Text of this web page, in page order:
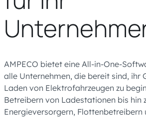
AMPECO bietet eine All-in-One-
alle Unternehmen, die bereit sind, ihr
Laden von Elektrofahrzeugen zu
Betreibern von Ladestationen bis hin
Energieversorgern, Flottenbetreibern